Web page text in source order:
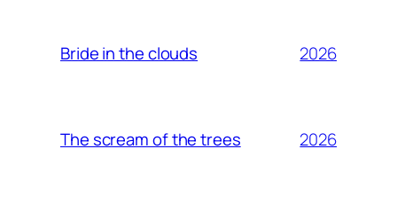
Bride in the clouds 2026
The scream of the trees 2026